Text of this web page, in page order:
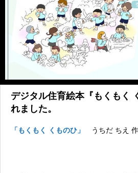
デジタル住育絵本『もくもく
れました。
「もくもく くものひ」 うちだ ちえ